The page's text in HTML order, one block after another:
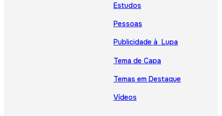
Estudos
Pessoas
Publicidade à Lupa
Tema de Capa
Temas em Destaque
Vídeos